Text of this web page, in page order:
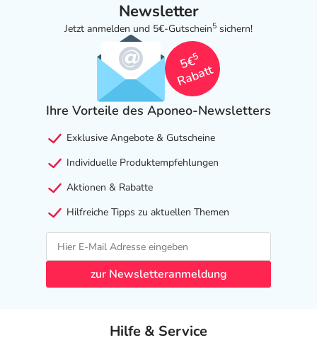
Newsletter
Jetzt anmelden und 5€-Gutschein5 sichern!
5€
5
Rabatt
Ihre Vorteile des Aponeo-Newsletters
Exklusive Angebote & Gutscheine
Individuelle Produktempfehlungen
Aktionen & Rabatte
Hilfreiche Tipps zu aktuellen Themen
zur Newsletteranmeldung
Hilfe & Service